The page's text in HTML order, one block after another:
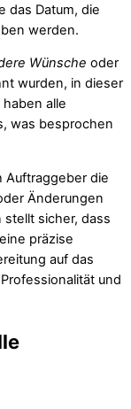
das Datum, die
werden.
Wünsche oder
wurden, in dieser
alle
was besprochen
Auftraggeber die
Änderungen
sicher, dass
präzise
auf das
und